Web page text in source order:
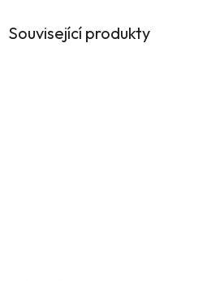
Související produkty